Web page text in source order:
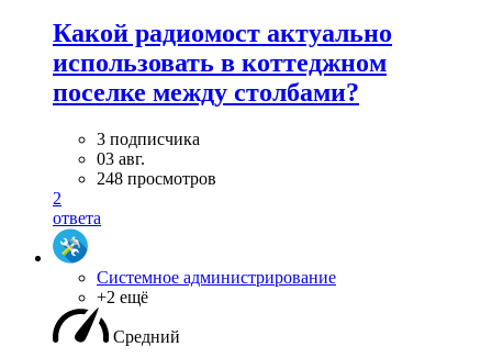
Какой радиомост актуально
использовать в коттеджном
поселке между столбами?
3 подписчика
03 авг.
248 просмотров
2
ответа
Системное администрирование
+2 ещё
Средний